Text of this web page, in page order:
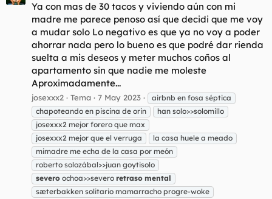
Ya con mas de 30 tacos y viviendo aún con mi
madre me parece penoso así que decidi que me voy
a mudar solo Lo negativo es que ya no voy a poder
ahorrar nada pero lo bueno es que podré dar rienda
suelta a mis deseos y meter muchos coños al
apartamento sin que nadie me moleste
Aproximadamente...
josexxx2 Tema 7 May 2023
airbnb en fosa séptica
chapoteando en piscina de orin
han solo>>solomillo
josexxx2 mejor forero que max
josexxx2 mejor que el verruga
la casa huele a meado
mimadre me echa de la casa por meón
roberto solozábal>>juan goytisolo
severo ochoa>>severo retraso mental
sæterbakken solitario mamarracho progre-woke